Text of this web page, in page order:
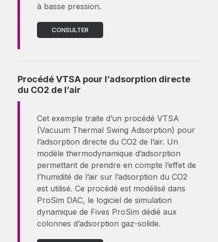
à basse pression.
CONSULTER
Procédé VTSA pour l’adsorption directe
du CO2 de l’air
Cet exemple traite d’un procédé VTSA
(Vacuum Thermal Swing Adsorption) pour
l’adsorption directe du CO2 de l’air. Un
modèle thermodynamique d’adsorption
permettant de prendre en compte l’effet de
l’humidité de l’air sur l’adsorption du CO2
est utilisé. Ce procédé est modélisé dans
ProSim DAC, le logiciel de simulation
dynamique de Fives ProSim dédié aux
colonnes d’adsorption gaz-solide.